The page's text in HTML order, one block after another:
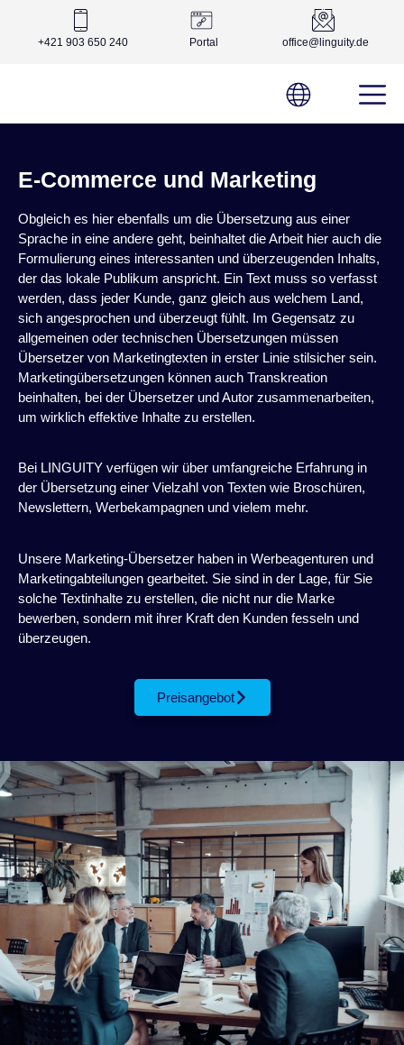
+421 903 650 240 Portal office@linguity.de
E-Commerce und Marketing
Obgleich es hier ebenfalls um die Übersetzung aus einer
Sprache in eine andere geht, beinhaltet die Arbeit hier auch die
Formulierung eines interessanten und überzeugenden Inhalts,
der das lokale Publikum anspricht. Ein Text muss so verfasst
werden, dass jeder Kunde, ganz gleich aus welchem Land,
sich angesprochen und überzeugt fühlt. Im Gegensatz zu
allgemeinen oder technischen Übersetzungen müssen
Übersetzer von Marketingtexten in erster Linie stilsicher sein.
Marketingübersetzungen können auch Transkreation
beinhalten, bei der Übersetzer und Autor zusammenarbeiten,
um wirklich effektive Inhalte zu erstellen.
Bei LINGUITY verfügen wir über umfangreiche Erfahrung in
der Übersetzung einer Vielzahl von Texten wie Broschüren,
Newslettern, Werbekampagnen und vielem mehr.
Unsere Marketing-Übersetzer haben in Werbeagenturen und
Marketingabteilungen gearbeitet. Sie sind in der Lage, für Sie
solche Textinhalte zu erstellen, die nicht nur die Marke
bewerben, sondern mit ihrer Kraft den Kunden fesseln und
überzeugen.
Preisangebot